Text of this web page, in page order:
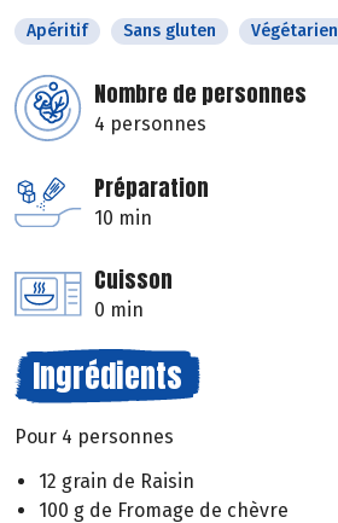
Apéritif Sans gluten Végétarien
Nombre de personnes
4 personnes
Préparation
10 min
Cuisson
0 min
Ingrédients
Pour 4 personnes
12 grain de Raisin
100 g de Fromage de chèvre